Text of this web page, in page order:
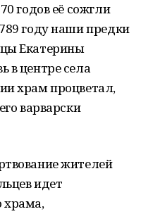
годов её сожгли
году наши предки
Екатерины
в центре села
храм процветал,
варварски
жителей
идет
храма,